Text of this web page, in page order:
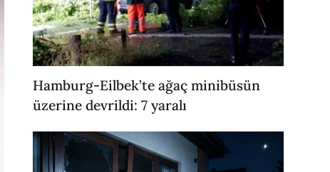
Hamburg-Eilbek’te ağaç minibüsün
üzerine devrildi: 7 yaralı